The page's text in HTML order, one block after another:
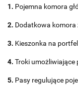
1. Pojemna komora
2. Dodatkowa komora
3. Kieszonka na
4. Troki umożliwiające
5. Pasy regulujące